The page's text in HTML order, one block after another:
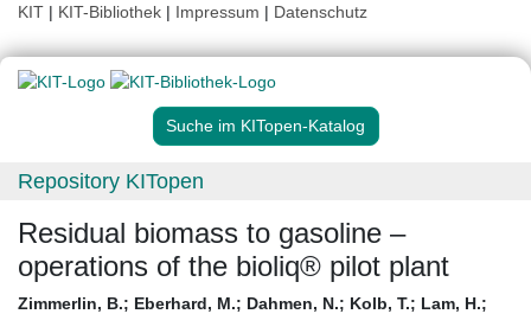
KIT | KIT-Bibliothek | Impressum | Datenschutz
Suche im KITopen-Katalog
Repository KITopen
Residual biomass to gasoline –
operations of the bioliq® pilot plant
Zimmerlin, B.; Eberhard, M.; Dahmen, N.; Kolb, T.; Lam, H.;